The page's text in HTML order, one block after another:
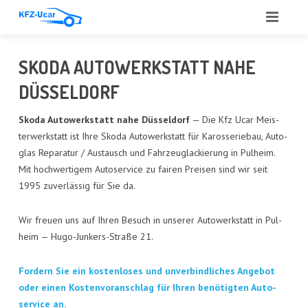
ÜBER UNS
LEIS­TUN­GEN
ANGE­BOT
ANKAUF
AUTO­GLAS
REFE­REN­ZEN
SKO­DA AUTO­WERK­STATT NAHE
DÜSSELDORF
Sko­da Auto­werk­statt nahe Düs­sel­dorf— Die Kfz Ucar Meis­
ter­werk­statt ist Ihre Sko­da Auto­werk­statt für Karos­se­rie­bau, Auto­
glas Repa­ra­tur / Aus­tausch und Fahr­zeug­la­ckie­rung in Pul­heim.
Mit hoch­wer­ti­gem Auto­ser­vice zu fai­ren Prei­sen sind wir seit
1995 zuver­läs­sig für Sie da.
Wir freu­en uns auf Ihren Besuch in unse­rer Auto­werk­statt in Pul­
heim — Hugo-Jun­kers-Stra­ße 21.
For­dern Sie ein kos­ten­lo­ses und unver­bind­li­ches Ange­bot
oder einen Kos­ten­vor­anschlag für Ihren benö­tig­ten Auto­
ser­vice an.